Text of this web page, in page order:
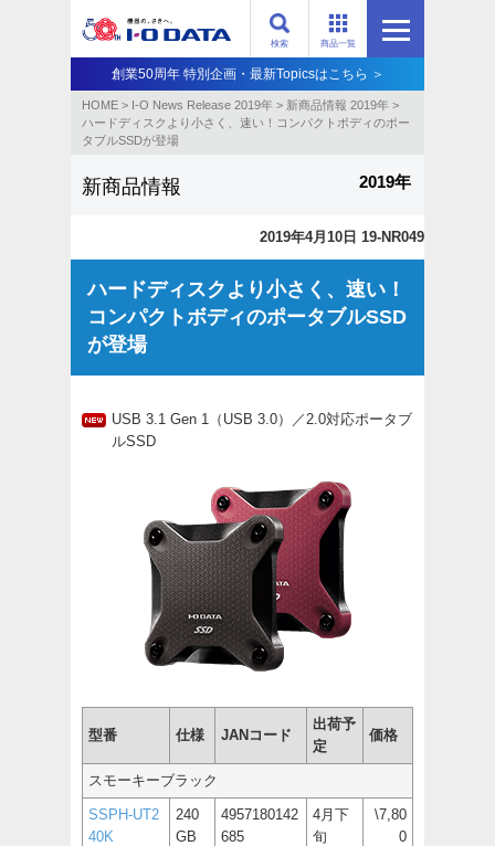
商品一覧
検索
創業50周年 特別企画・最新Topicsはこちら ＞
HOME > I-O News Release 2019年 > 新商品情報 2019年 >
ハードディスクより小さく、速い！コンパクトボディのポー
タブルSSDが登場
新商品情報 2019年
2019年4月10日 19-NR049
ハードディスクより小さく、速い！
コンパクトボディのポータブルSSD
が登場
USB 3.1 Gen 1（USB 3.0）／2.0対応ポータブ
ルSSD
型番 仕様 JANコード
出荷予
定
価格
スモーキーブラック
SSPH-UT2
40K
240
GB
4957180142
685
4月下
旬
\7,80
0